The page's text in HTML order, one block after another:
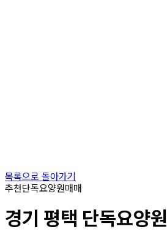
목록으로 돌아가기
추천단독요양원매매
경기 평택 단독요양원